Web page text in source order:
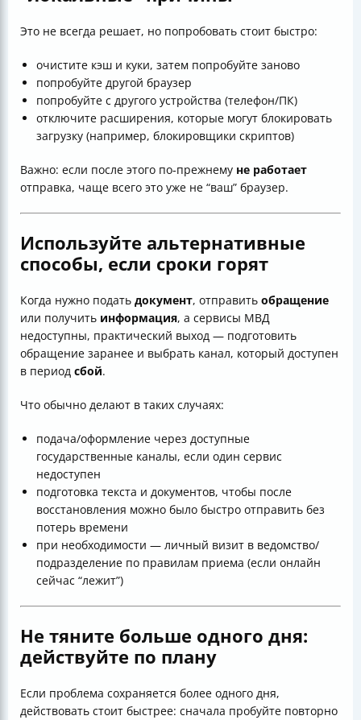
Это не всегда решает, но попробовать стоит быстро:
очистите кэш и куки, затем попробуйте заново
попробуйте другой браузер
попробуйте с другого устройства (телефон/ПК)
отключите расширения, которые могут блокировать
загрузку (например, блокировщики скриптов)
Важно: если после этого по‑прежнему не работает
отправка, чаще всего это уже не “ваш” браузер.
Используйте альтернативные
способы, если сроки горят
Когда нужно подать документ, отправить обращение
или получить информация, а сервисы МВД
недоступны, практический выход — подготовить
обращение заранее и выбрать канал, который доступен
в период сбой.
Что обычно делают в таких случаях:
подача/оформление через доступные
государственные каналы, если один сервис
недоступен
подготовка текста и документов, чтобы после
восстановления можно было быстро отправить без
потерь времени
при необходимости — личный визит в ведомство/
подразделение по правилам приема (если онлайн
сейчас “лежит”)
Не тяните больше одного дня:
действуйте по плану
Если проблема сохраняется более одного дня,
действовать стоит быстрее: сначала пробуйте повторно